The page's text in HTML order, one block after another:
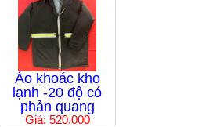
Áo khoác kho
lạnh -20 độ có
phản quang
Giá: 520,000